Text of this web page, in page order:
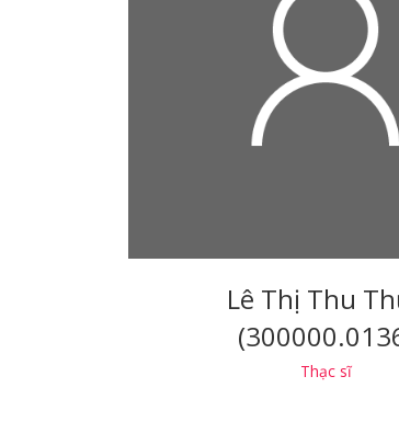
Lê Thị Thu
Thạc sĩ